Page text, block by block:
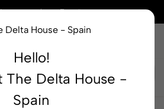
Delta House - Spain
Hello!
The Delta House -
Spain
comprando en España